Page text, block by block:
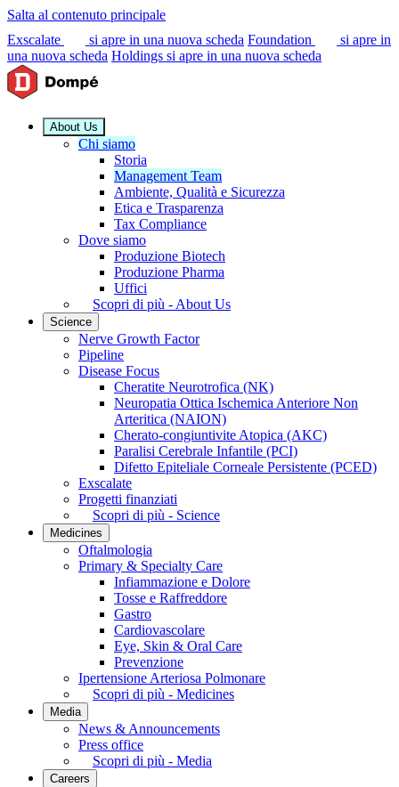
Salta al contenuto principale
Exscalate
si apre in una nuova scheda Foundation
si apre in
una nuova scheda Holdings si apre in una nuova scheda
About Us
Chi siamo
Storia
Management Team
Ambiente, Qualità e Sicurezza
Etica e Trasparenza
Tax Compliance
Dove siamo
Produzione Biotech
Produzione Pharma
Uffici
Scopri di più - About Us
Science
Nerve Growth Factor
Pipeline
Disease Focus
Cheratite Neurotrofica (NK)
Neuropatia Ottica Ischemica Anteriore Non
Arteritica (NAION)
Cherato-congiuntivite Atopica (AKC)
Paralisi Cerebrale Infantile (PCI)
Difetto Epiteliale Corneale Persistente (PCED)
Exscalate
Progetti finanziati
Scopri di più - Science
Medicines
Oftalmologia
Primary & Specialty Care
Infiammazione e Dolore
Tosse e Raffreddore
Gastro
Cardiovascolare
Eye, Skin & Oral Care
Prevenzione
Ipertensione Arteriosa Polmonare
Scopri di più - Medicines
Media
News & Announcements
Press office
Scopri di più - Media
Careers